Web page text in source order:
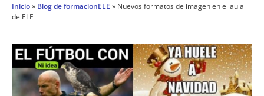
Inicio» Blog de formacionELE » Nuevos formatos de imagen en el aula
de ELE